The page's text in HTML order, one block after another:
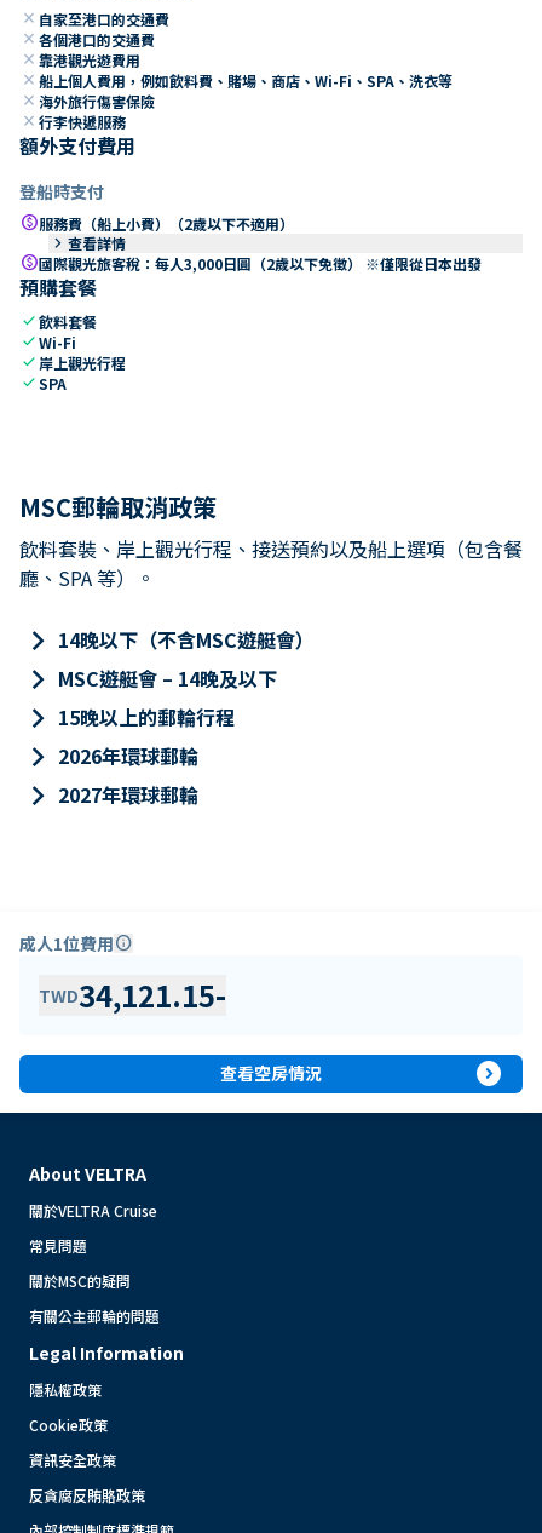
close 自家至港口的交通費
close 各個港口的交通費
close 靠港觀光遊費用
close 船上個人費用，例如飲料費、賭場、商店、Wi-Fi、SPA、洗衣等
close 海外旅行傷害保險
close 行李快遞服務
額外支付費用
登船時支付
paid服務費（船上小費）（2歲以下不適用）
keyboard_arrow_right 查看詳情
paid國際觀光旅客稅：每人3,000日圓（2歲以下免徵） ※僅限從日本出發
預購套餐
check飲料套餐
checkWi-Fi
check 岸上觀光行程
checkSPA
MSC郵輪取消政策
飲料套裝、岸上觀光行程、接送預約以及船上選項（包含餐
廳、SPA 等）。
keyboard_arrow_right 14晚以下（不含MSC遊艇會）
keyboard_arrow_right MSC遊艇會 – 14晚及以下
keyboard_arrow_right 15晚以上的郵輪行程
keyboard_arrow_right 2026年環球郵輪
keyboard_arrow_right 2027年環球郵輪
成人1位費用info
TWD34,121.15-
查看空房情況 expand_circle_right
About VELTRA
關於VELTRA Cruise
常見問題
關於MSC的疑問
有關公主郵輪的問題
Legal Information
隱私權政策
Cookie政策
資訊安全政策
反貪腐反賄賂政策